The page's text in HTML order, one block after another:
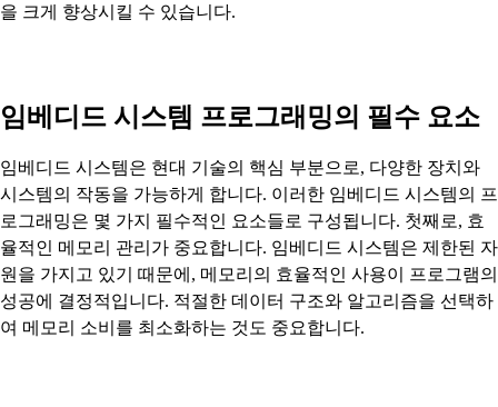
을 크게 향상시킬 수 있습니다.
임베디드 시스템 프로그래밍의 필수 요소
임베디드 시스템은 현대 기술의 핵심 부분으로, 다양한 장치와
시스템의 작동을 가능하게 합니다. 이러한 임베디드 시스템의 프
로그래밍은 몇 가지 필수적인 요소들로 구성됩니다. 첫째로, 효
율적인 메모리 관리가 중요합니다. 임베디드 시스템은 제한된 자
원을 가지고 있기 때문에, 메모리의 효율적인 사용이 프로그램의
성공에 결정적입니다. 적절한 데이터 구조와 알고리즘을 선택하
여 메모리 소비를 최소화하는 것도 중요합니다.